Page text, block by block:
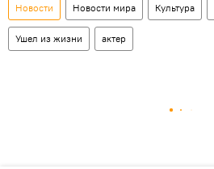
Новости Новости мира Культура
Ушел из жизни актер